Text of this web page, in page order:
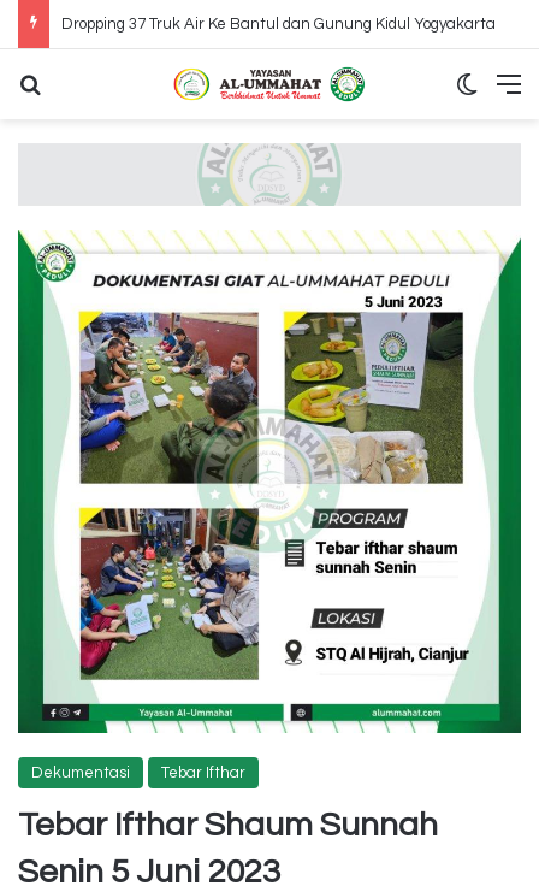
Dropping 37 Truk Air Ke Bantul dan Gunung Kidul Yogyakarta
Dekumentasi Tebar Ifthar
Tebar Ifthar Shaum Sunnah
Senin 5 Juni 2023